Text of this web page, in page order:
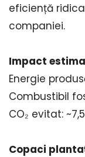
eficiență
companiei.
Impact
Energie
Combustibil
CO₂ evitat:
Copaci